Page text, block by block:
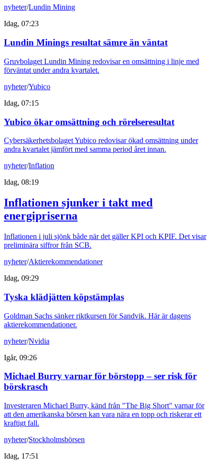
nyheter/Lundin Mining
Idag, 07:23
Lundin Minings resultat sämre än väntat
Gruvbolaget Lundin Mining redovisar en omsättning i linje med
förväntat under andra kvartalet.
nyheter/Yubico
Idag, 07:15
Yubico ökar omsättning och rörelseresultat
Cybersäkerhetsbolaget Yubico redovisar ökad omsättning under
andra kvartalet jämfört med samma period året innan.
nyheter/Inflation
Idag, 08:19
Inflationen sjunker i takt med
energipriserna
Inflationen i juli sjönk både när det gäller KPI och KPIF. Det visar
preliminära siffror från SCB.
nyheter/Aktierekommendationer
Idag, 09:29
Tyska klädjätten köpstämplas
Goldman Sachs sänker riktkursen för Sandvik. Här är dagens
aktierekommendationer.
nyheter/Nvidia
Igår, 09:26
Michael Burry varnar för börstopp – ser risk för
börskrasch
Investeraren Michael Burry, känd från "The Big Short" varnar för
att den amerikanska börsen kan vara nära en topp och riskerar ett
kraftigt fall.
nyheter/Stockholmsbörsen
Idag, 17:51